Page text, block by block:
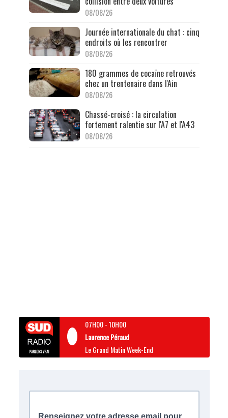
08/08/26
Journée internationale du chat : cinq
endroits où les rencontrer
08/08/26
180 grammes de cocaïne retrouvés
chez un trentenaire dans l'Ain
08/08/26
Chassé-croisé : la circulation
fortement ralentie sur l'A7 et l'A43
08/08/26
07H00-10H00
Laurence Péraud
Le Grand Matin Week-End